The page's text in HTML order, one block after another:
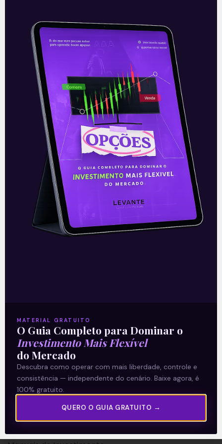
Latam e Azul deixam de
compartilhar voos
Em agosto de 2020, em um momento
particularmente sensível para o setor de
aéreas, foi firmado um acordo de
compartilhamento de voos (conhecido
como codeshare)
Leia mais
25/05/2021
Sobre nós
Termos e Condições
Política de Privacidade
Explore
Artigos
MATERIAL GRATUITO
O Guia Completo para Dominar o
Investimento Mais Flexível
do Mercado
Descubra como operar com mais liberdade, controle e
consistência — independente do cenário. Baixe agora, é
100% gratuito.
QUERO O GUIA GRATUITO →